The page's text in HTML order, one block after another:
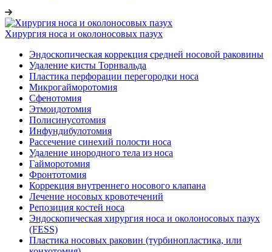
Хирургия носа и околоносовых пазух
Эндоскопическая коррекция средней носовой раковины
Удаление кисты Торнвальда
Пластика перфорации перегородки носа
Микрогайморотомия
Сфенотомия
Этмоидотомия
Полисинусотомия
Инфундибулотомия
Рассечение синехий полости носа
Удаление инородного тела из носа
Гайморотомия
Фронтотомия
Коррекция внутреннего носового клапана
Лечение носовых кровотечений
Репозиция костей носа
Эндоскопическая хирургия носа и околоносовых пазух
(FESS)
Пластика носовых раковин (турбинопластика, или